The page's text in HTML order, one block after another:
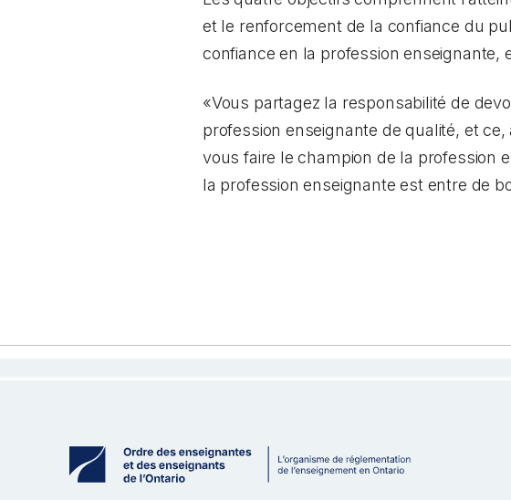
et le renforcement de la confiance du
confiance en la profession enseignante,
«Vous partagez la responsabilité de
profession enseignante de qualité, et
vous faire le champion de la profession
la profession enseignante est entre de